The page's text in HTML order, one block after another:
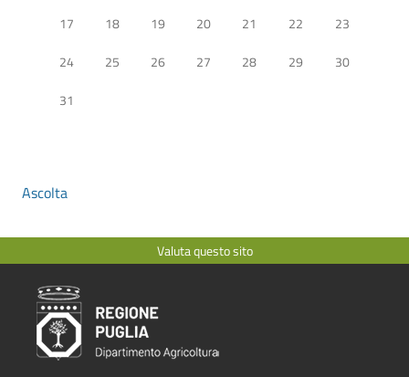
17
18 19 20 21 22
23
24
25 26 27 28 29
30
31
Ascolta
Valuta questo sito